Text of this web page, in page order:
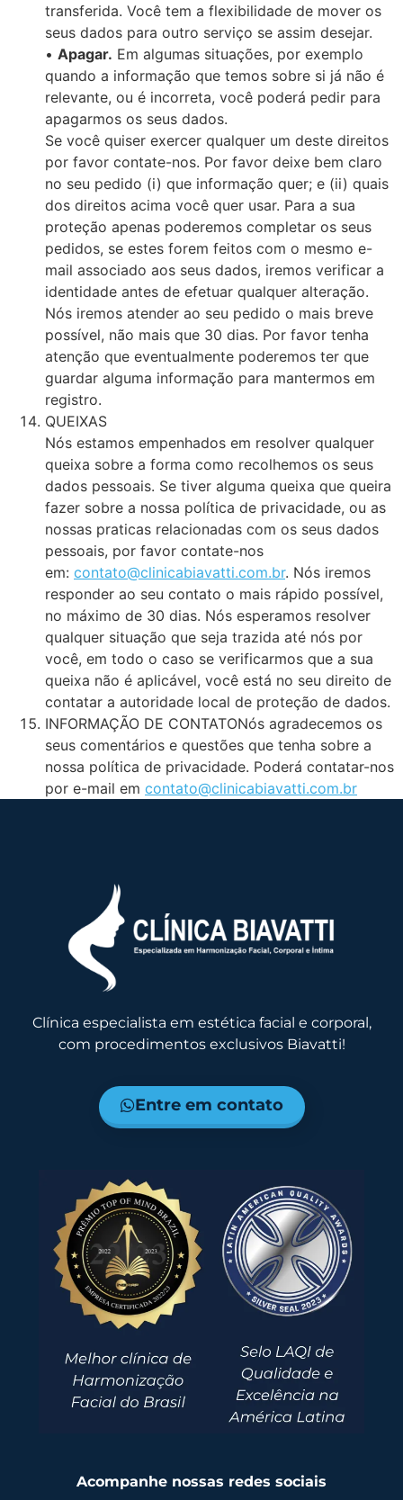
transferida. Você tem a flexibilidade de mover os
seus dados para outro serviço se assim desejar.
• Apagar. Em algumas situações, por exemplo
quando a informação que temos sobre si já não é
relevante, ou é incorreta, você poderá pedir para
apagarmos os seus dados.
Se você quiser exercer qualquer um deste direitos
por favor contate-nos. Por favor deixe bem claro
no seu pedido (i) que informação quer; e (ii) quais
dos direitos acima você quer usar. Para a sua
proteção apenas poderemos completar os seus
pedidos, se estes forem feitos com o mesmo e-
mail associado aos seus dados, iremos verificar a
identidade antes de efetuar qualquer alteração.
Nós iremos atender ao seu pedido o mais breve
possível, não mais que 30 dias. Por favor tenha
atenção que eventualmente poderemos ter que
guardar alguma informação para mantermos em
registro.
QUEIXAS
Nós estamos empenhados em resolver qualquer
queixa sobre a forma como recolhemos os seus
dados pessoais. Se tiver alguma queixa que queira
fazer sobre a nossa política de privacidade, ou as
nossas praticas relacionadas com os seus dados
pessoais, por favor contate-nos
em: contato@clinicabiavatti.com.br. Nós iremos
responder ao seu contato o mais rápido possível,
no máximo de 30 dias. Nós esperamos resolver
qualquer situação que seja trazida até nós por
você, em todo o caso se verificarmos que a sua
queixa não é aplicável, você está no seu direito de
contatar a autoridade local de proteção de dados.
INFORMAÇÃO DE CONTATONós agradecemos os
seus comentários e questões que tenha sobre a
nossa política de privacidade. Poderá contatar-nos
por e-mail em contato@clinicabiavatti.com.br
Clínica especialista em estética facial e corporal,
com procedimentos exclusivos Biavatti!
Entre em contato
Acompanhe nossas redes sociais